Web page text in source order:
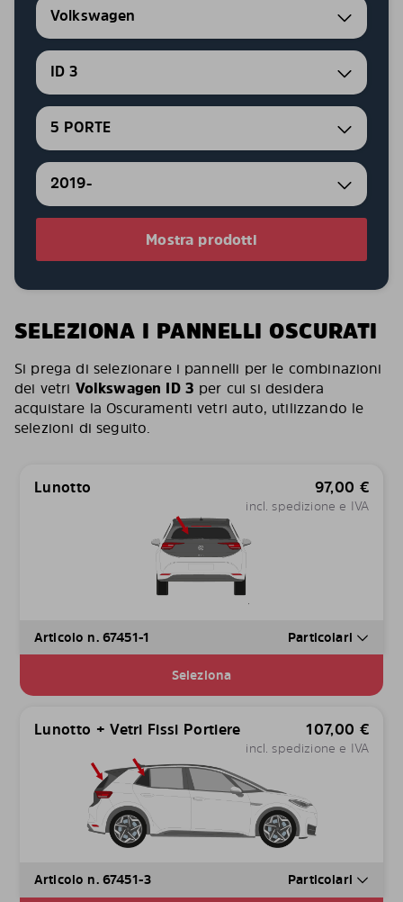
Volkswagen
ID 3
5 PORTE
2019-
Mostra prodotti
SELEZIONA I PANNELLI OSCURATI
Si prega di selezionare i pannelli per le combinazioni
dei vetri Volkswagen ID 3 per cui si desidera
acquistare la Oscuramenti vetri auto, utilizzando le
selezioni di seguito.
Lunotto 97,00 €
incl. spedizione e IVA
Articolo n. 67451-1 Particolari
Seleziona
Lunotto + Vetri Fissi Portiere 107,00 €
incl. spedizione e IVA
Articolo n. 67451-3 Particolari